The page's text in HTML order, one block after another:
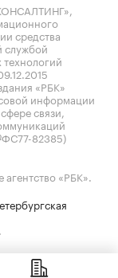
средства
службой
«РБК»
информации
связи,
82385)
«РБК».